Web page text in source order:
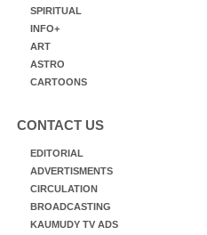
SPIRITUAL
INFO+
ART
ASTRO
CARTOONS
CONTACT US
EDITORIAL
ADVERTISMENTS
CIRCULATION
BROADCASTING
KAUMUDY TV ADS